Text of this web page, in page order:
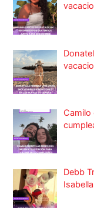
Debb
Isabella